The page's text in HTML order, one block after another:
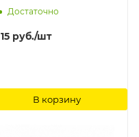
Достаточно
15 руб./шт
В корзину